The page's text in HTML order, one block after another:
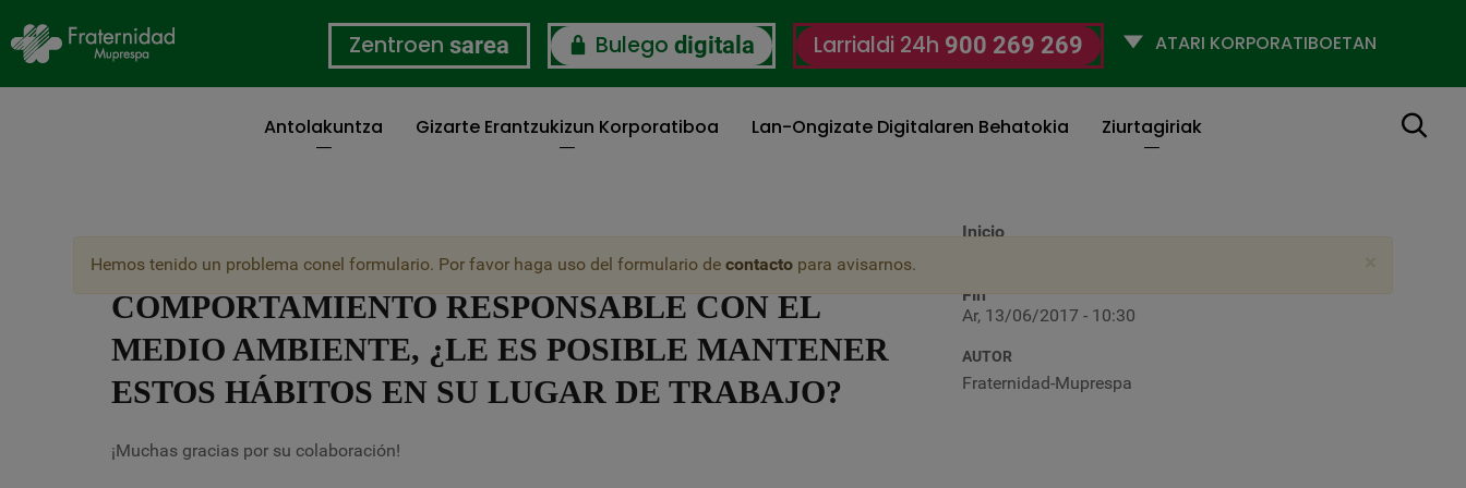
Zentroen sarea Bulego digitala Larrialdi 24h 900 269 269
Selecciona
Antolakuntza Gizarte Erantzukizun Korporatiboa Lan-Ongizate Digitalaren Behatokia Ziurtagiriak Bilatu
SI EN SU VIDA DIARIA TIENE HÁBITOS DE
COMPORTAMIENTO RESPONSABLE CON EL
MEDIO AMBIENTE, ¿LE ES POSIBLE MANTENER
ESTOS HÁBITOS EN SU LUGAR DE TRABAJO?
Ohartarazpen
Hemos tenido un problema conel formulario. Por favor haga uso del formulario decontacto para avisarnos.
¡Muchas gracias por su colaboración!
Inicio
Fin
Ar, 13/06/2017 - 10:30
AUTOR
Fraternidad-Muprespa